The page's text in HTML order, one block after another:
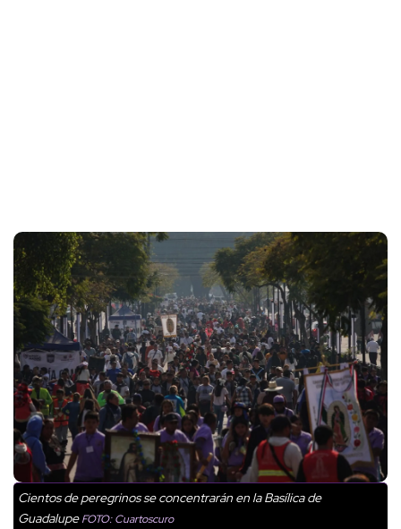
Cientos de peregrinos se concentrarán en la Basílica de
GuadalupeFOTO: Cuartoscuro